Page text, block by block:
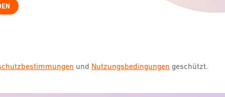
und Nutzungsbedingungen geschützt.